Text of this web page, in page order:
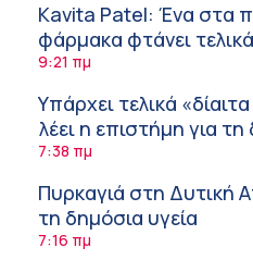
Kavita Patel: Ένα στα
φάρμακα φτάνει
9:21 πμ
Υπάρχει τελικά
λέει η επιστήμη για
συμπληρώματα
7:38 πμ
Πυρκαγιά στη Δυτική
τη δημόσια υγεία
7:16 πμ